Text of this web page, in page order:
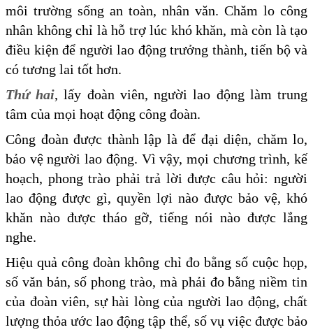
môi trường sống an toàn, nhân văn. Chăm lo công
nhân không chỉ là hỗ trợ lúc khó khăn, mà còn là tạo
điều kiện để người lao động trưởng thành, tiến bộ và
có tương lai tốt hơn.
Thứ hai, lấy đoàn viên, người lao động làm trung
tâm của mọi hoạt động công đoàn.
Công đoàn được thành lập là để đại diện, chăm lo,
bảo vệ người lao động. Vì vậy, mọi chương trình, kế
hoạch, phong trào phải trả lời được câu hỏi: người
lao động được gì, quyền lợi nào được bảo vệ, khó
khăn nào được tháo gỡ, tiếng nói nào được lắng
nghe.
Hiệu quả công đoàn không chỉ đo bằng số cuộc họp,
số văn bản, số phong trào, mà phải đo bằng niềm tin
của đoàn viên, sự hài lòng của người lao động, chất
lượng thỏa ước lao động tập thể, số vụ việc được bảo